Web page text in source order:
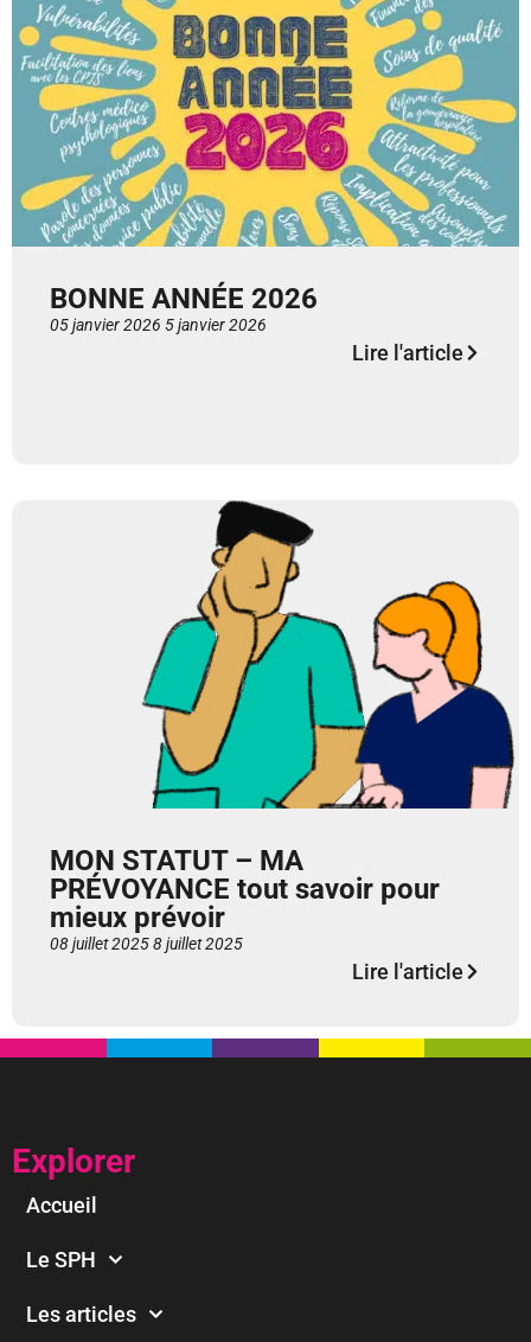
BONNE ANNÉE 2026
05 janvier 2026 5 janvier 2026
Lire l'article
MON STATUT – MA
PRÉVOYANCE tout savoir pour
mieux prévoir
08 juillet 20258 juillet 2025
Lire l'article
Explorer
Accueil
Le SPH
Les articles